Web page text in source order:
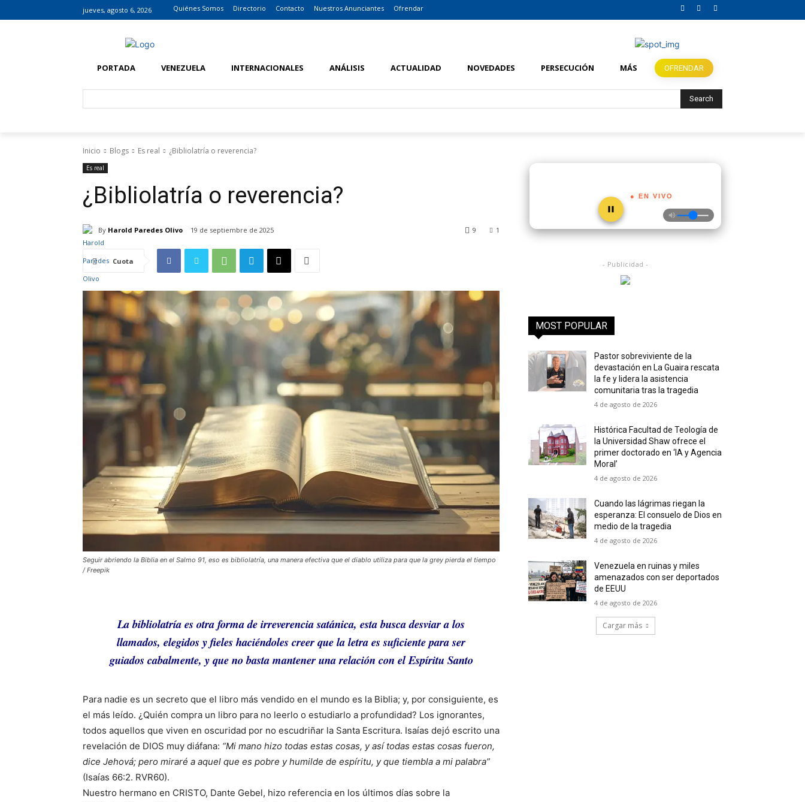
jueves, agosto 6, 2026 Quiénes Somos Directorio Contacto Nuestros Anunciantes Ofrendar
PORTADA VENEZUELA INTERNACIONALES ANÁLISIS ACTUALIDAD NOVEDADES PERSECUCIÓN MÁS OFRENDAR
Search
Inicio Blogs Es real ¿Bibliolatría o reverencia?
Es real
¿Bibliolatría o reverencia?
By Harold Paredes Olivo 19 de septiembre de 2025 1
9
Cuota
Seguir abriendo la Biblia en el Salmo 91, eso es bibliolatría, una manera efectiva que el diablo utiliza para que la grey pierda el tiempo
/ Freepik
La bibliolatría es otra forma de irreverencia satánica, esta busca desviar a los
llamados, elegidos y fieles haciéndoles creer que la letra es suficiente para ser
guiados cabalmente, y que no basta mantener una relación con el Espíritu Santo
Para nadie es un secreto que el libro más vendido en el mundo es la Biblia; y, por consiguiente, es
el más leído. ¿Quién compra un libro para no leerlo o estudiarlo a profundidad? Los ignorantes,
todos aquellos que viven en oscuridad por no escudriñar la Santa Escritura. Isaías dejó escrito una
revelación de DIOS muy diáfana: “Mi mano hizo todas estas cosas, y así todas estas cosas fueron,
dice Jehová; pero miraré a aquel que es pobre y humilde de espíritu, y que tiembla a mi palabra”
(Isaías 66:2. RVR60).
Nuestro hermano en CRISTO, Dante Gebel, hizo referencia en los últimos días sobre la
● EN VIVO
- Publicidad -
MOST POPULAR
Pastor sobreviviente de la
devastación en La Guaira rescata
la fe y lidera la asistencia
comunitaria tras la tragedia
4 de agosto de 2026
Histórica Facultad de Teología de
la Universidad Shaw ofrece el
primer doctorado en ‘IA y Agencia
Moral’
4 de agosto de 2026
Cuando las lágrimas riegan la
esperanza: El consuelo de Dios en
medio de la tragedia
4 de agosto de 2026
Venezuela en ruinas y miles
amenazados con ser deportados
de EEUU
4 de agosto de 2026
Cargar más